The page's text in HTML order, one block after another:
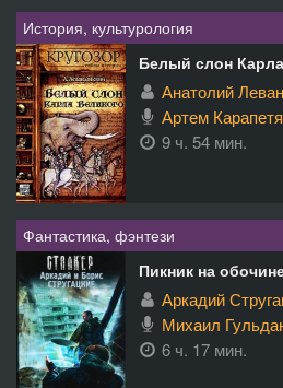
История, культурология
Белый слон
Анатолий
Артем
9 ч. 54 мин.
Фантастика, фэнтези
Пикник на
Аркадий
Михаил
6 ч. 17 мин.